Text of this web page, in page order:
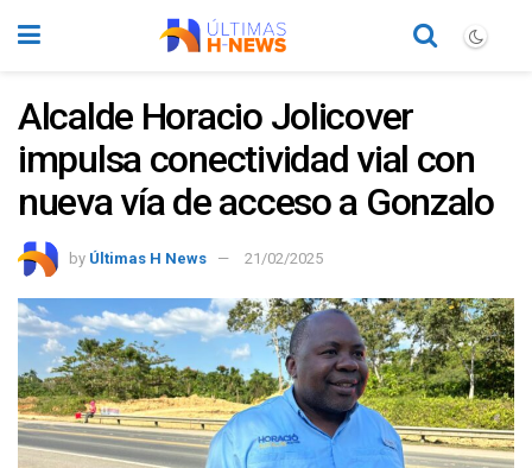
Alcalde Horacio Jolicover
impulsa conectividad vial con
nueva vía de acceso a Gonzalo
by Últimas H News 21/02/2025